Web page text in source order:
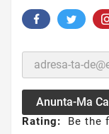
Anunta-Ma
Rating: Be the